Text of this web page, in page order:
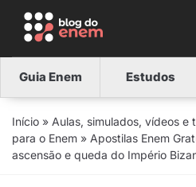
Guia Enem Estudos
Início » Aulas, simulados, vídeos e
para o Enem » Apostilas Enem
ascensão e queda do Império